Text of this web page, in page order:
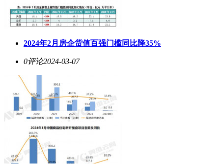
2024年2月房企货值百强门槛同比降35%
0评论2024-03-07